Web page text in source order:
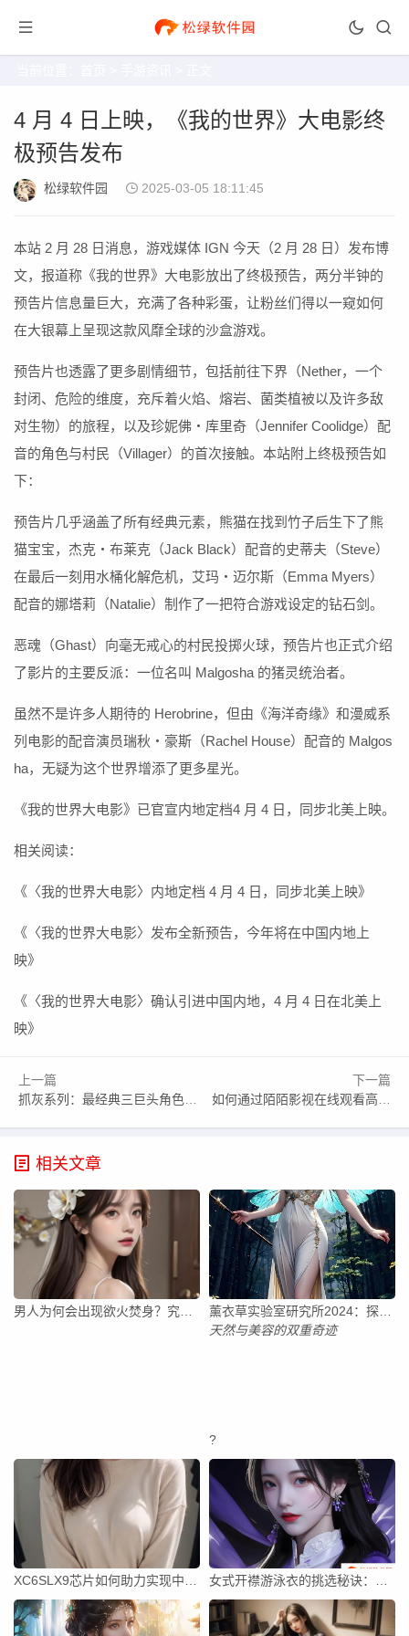
4 月 4 日上映，《我的世界》大电影终
极预告发布
松绿软件园 2025-03-05 18:11:45
本站 2 月 28 日消息，游戏媒体 IGN 今天（2 月 28 日）发布博
文，报道称《我的世界》大电影放出了终极预告，两分半钟的
预告片信息量巨大，充满了各种彩蛋，让粉丝们得以一窥如何
在大银幕上呈现这款风靡全球的沙盒游戏。
预告片也透露了更多剧情细节，包括前往下界（Nether，一个
封闭、危险的维度，充斥着火焰、熔岩、菌类植被以及许多敌
对生物）的旅程，以及珍妮佛・库里奇（Jennifer Coolidge）配
音的角色与村民（Villager）的首次接触。本站附上终极预告如
下：
预告片几乎涵盖了所有经典元素，熊猫在找到竹子后生下了熊
猫宝宝，杰克・布莱克（Jack Black）配音的史蒂夫（Steve）
在最后一刻用水桶化解危机，艾玛・迈尔斯（Emma Myers）
配音的娜塔莉（Natalie）制作了一把符合游戏设定的钻石剑。
恶魂（Ghast）向毫无戒心的村民投掷火球，预告片也正式介绍
了影片的主要反派：一位名叫 Malgosha 的猪灵统治者。
虽然不是许多人期待的 Herobrine，但由《海洋奇缘》和漫威系
列电影的配音演员瑞秋・豪斯（Rachel House）配音的 Malgos
ha，无疑为这个世界增添了更多星光。
《我的世界大电影》已官宣内地定档4 月 4 日，同步北美上映。
相关阅读：
《〈我的世界大电影〉内地定档 4 月 4 日，同步北美上映》
《〈我的世界大电影〉发布全新预告，今年将在中国内地上
映》
《〈我的世界大电影〉确认引进中国内地，4 月 4 日在北美上
映》
上一篇
抓灰系列：最经典三巨头角色再造——中华汉字艺术的奥秘何在？
下一篇
如何通过陌陌影视在线观看高清完整版影片，享受流畅的观影体验？
相关文章
天然与美容的双重奇迹
?